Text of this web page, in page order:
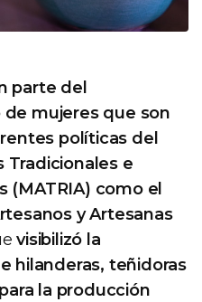
parte del
mujeres que son
políticas del
Tradicionales e
(MATRIA) como el
y Artesanas
visibilizó la
hilanderas, teñidoras
la producción